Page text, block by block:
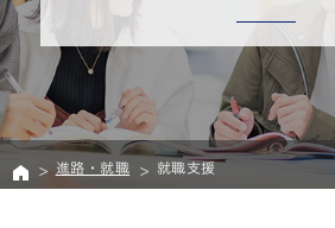
進路・就職 就職支援